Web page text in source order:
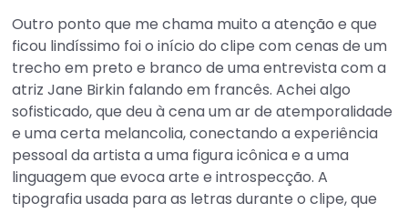
Outro ponto que me chama muito a atenção e que
ficou lindíssimo foi o início do clipe com cenas de um
trecho em preto e branco de uma entrevista com a
atriz Jane Birkin falando em francês. Achei algo
sofisticado, que deu à cena um ar de atemporalidade
e uma certa melancolia, conectando a experiência
pessoal da artista a uma figura icônica e a uma
linguagem que evoca arte e introspecção. A
tipografia usada para as letras durante o clipe, que